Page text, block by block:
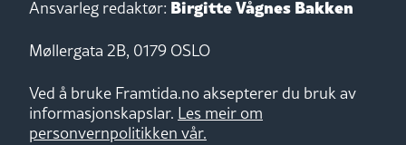
Ansvarleg redaktør: Birgitte Vågnes Bakken
Møllergata 2B, 0179 OSLO
Ved å bruke Framtida.no aksepterer du bruk av
informasjonskapslar. Les meir om
personvernpolitikken vår.